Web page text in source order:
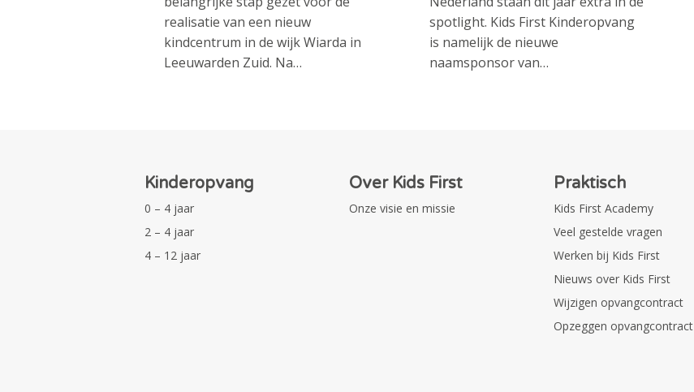
realisatie van een nieuw
kindcentrum in de wijk Wiarda in
Leeuwarden Zuid. Na…
spotlight. Kids First Kinderopvang
is namelijk de nieuwe
naamsponsor van…
Kinderopvang
0 – 4 jaar
2 – 4 jaar
4 – 12 jaar
Over Kids First
Onze visie en missie
Praktisch
Kids First Academy
Veel gestelde vragen
Werken bij Kids First
Nieuws over Kids First
Wijzigen opvangcontract
Opzeggen opvangcontract